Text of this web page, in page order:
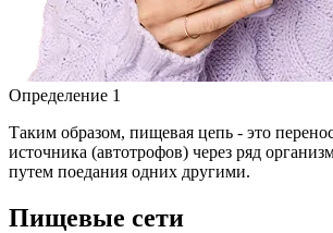
Определение 1
Таким образом, пищевая цепь - это
источника (автотрофов) через ряд
путем поедания одних другими.
Пищевые сети